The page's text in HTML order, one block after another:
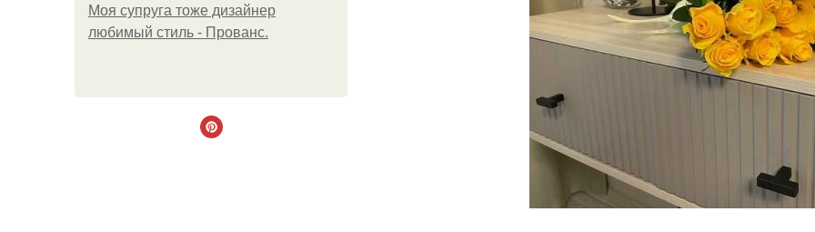
Моя супруга тоже дизайнер
любимый стиль - Прованс.